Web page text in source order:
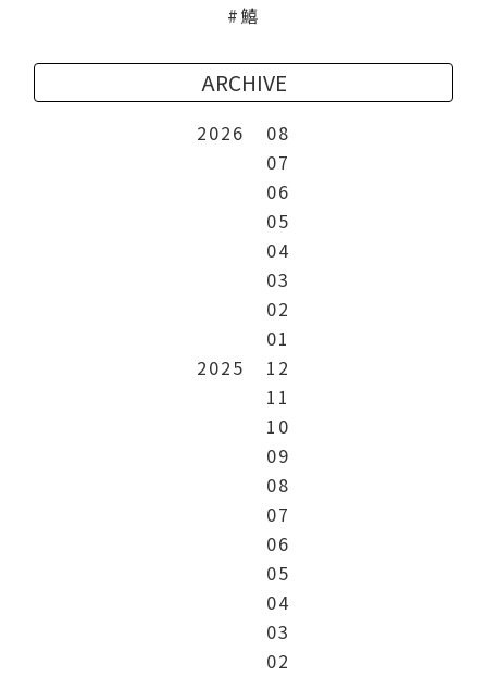
鱚
ARCHIVE
2026
08
07
06
05
04
03
02
01
2025
12
11
10
09
08
07
06
05
04
03
02